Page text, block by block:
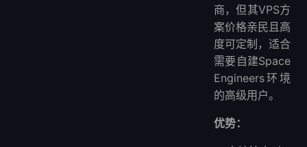
商，但其VPS方
案价格亲民且高
度可定制，适合
需要自建Space
Engineers环境
的高级用户。
优势：